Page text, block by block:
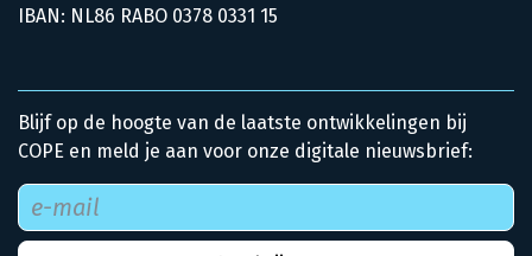
IBAN: NL86 RABO 0378 0331 15
Blijf op de hoogte van de laatste ontwikkelingen bij
COPE en meld je aan voor onze digitale nieuwsbrief: